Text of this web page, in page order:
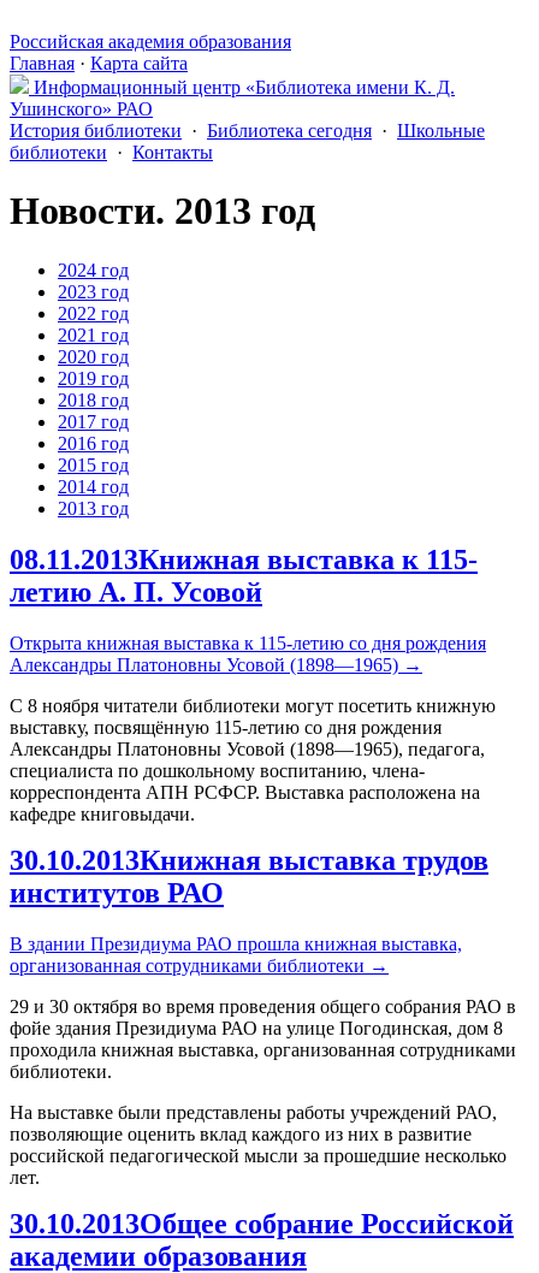
Российская академия образования
Главная · Карта сайта
Информационный центр «Библиотека имени К. Д.
Ушинского» РАО
История библиотеки · Библиотека сегодня · Школьные
библиотеки · Контакты
Новости. 2013 год
2024 год
2023 год
2022 год
2021 год
2020 год
2019 год
2018 год
2017 год
2016 год
2015 год
2014 год
2013 год
08.11.2013Книжная выставка к 115-
летию А. П. Усовой
Открыта книжная выставка к 115-летию со дня рождения
Александры Платоновны Усовой (1898—1965) →
С 8 ноября читатели библиотеки могут посетить книжную
выставку, посвящённую 115-летию со дня рождения
Александры Платоновны Усовой (1898—1965), педагога,
специалиста по дошкольному воспитанию, члена-
корреспондента АПН РСФСР. Выставка расположена на
кафедре книговыдачи.
30.10.2013Книжная выставка трудов
институтов РАО
В здании Президиума РАО прошла книжная выставка,
организованная сотрудниками библиотеки →
29 и 30 октября во время проведения общего собрания РАО в
фойе здания Президиума РАО на улице Погодинская, дом 8
проходила книжная выставка, организованная сотрудниками
библиотеки.
На выставке были представлены работы учреждений РАО,
позволяющие оценить вклад каждого из них в развитие
российской педагогической мысли за прошедшие несколько
лет.
30.10.2013Общее собрание Российской
академии образования